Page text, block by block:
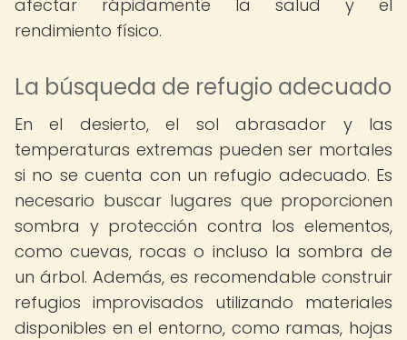
afectar rápidamente la salud y el
rendimiento físico.
La búsqueda de refugio adecuado
En el desierto, el sol abrasador y las
temperaturas extremas pueden ser mortales
si no se cuenta con un refugio adecuado. Es
necesario buscar lugares que proporcionen
sombra y protección contra los elementos,
como cuevas, rocas o incluso la sombra de
un árbol. Además, es recomendable construir
refugios improvisados utilizando materiales
disponibles en el entorno, como ramas, hojas